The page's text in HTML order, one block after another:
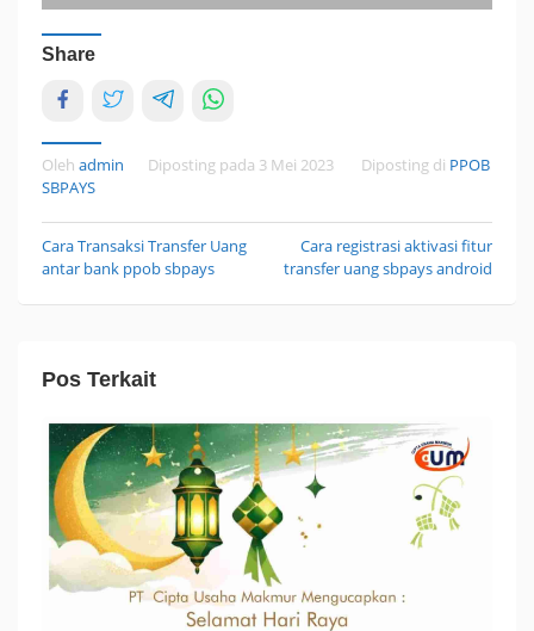
Share
Oleh admin Diposting pada 3 Mei 2023 Diposting di PPOB
SBPAYS
Navigasi
Cara Transaksi Transfer Uang
antar bank ppob sbpays
Cara registrasi aktivasi fitur
transfer uang sbpays android
Pos Terkait